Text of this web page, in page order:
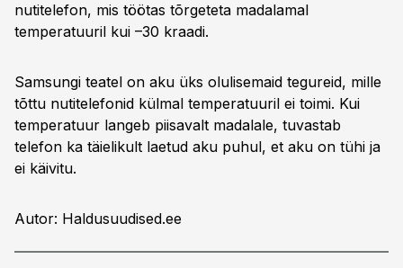
nutitelefon, mis töötas tõrgeteta madalamal
temperatuuril kui –30 kraadi.
Samsungi teatel on aku üks olulisemaid tegureid, mille
tõttu nutitelefonid külmal temperatuuril ei toimi. Kui
temperatuur langeb piisavalt madalale, tuvastab
telefon ka täielikult laetud aku puhul, et aku on tühi ja
ei käivitu.
Autor: Haldusuudised.ee